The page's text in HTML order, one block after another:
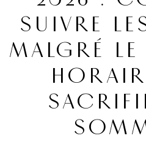
SUIVRE
MALGRÉ